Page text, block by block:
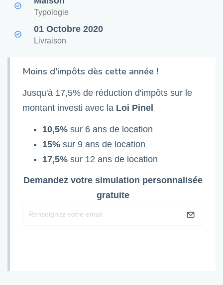
Typologie
01 Octobre 2020
Livraison
Moins d'impôts dès cette année !
Jusqu'à 17,5% de réduction d'impôts sur le
montant investi avec la Loi Pinel
10,5% sur 6 ans de location
15% sur 9 ans de location
17,5% sur 12 ans de location
Demandez votre simulation personnalisée
gratuite